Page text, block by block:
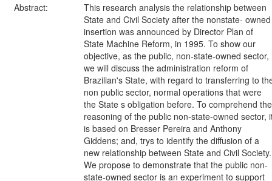
Abstract:
This research analysis the relationship between
State and Civil Society after the nonstate- owned
insertion was announced by Director Plan of
State Machine Reform, in 1995. To show our
objective, as the public, non-state-owned sector,
we will discuss the administration reform of
Brazilian's State, with regard to transferring to
non public sector, normal operations that were
the State s obligation before. To comprehend the
reasoning of the public non-state-owned sector,
is based on Bresser Pereira and Anthony
Giddens; and, trys to identify the diffusion of a
new relationship between State and Civil Society.
We propose to demonstrate that the public non-
state-owned sector is an experiment to support